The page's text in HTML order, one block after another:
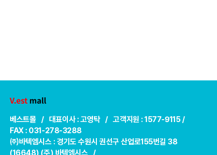
베스트몰 / 대표이사 : 고영탁 / 고객지원 : 1577-9115 /
FAX : 031-278-3288
㈜바텍엠시스 : 경기도 수원시 권선구 산업로155번길 38
(16648) (주) 바텍엠시스 /